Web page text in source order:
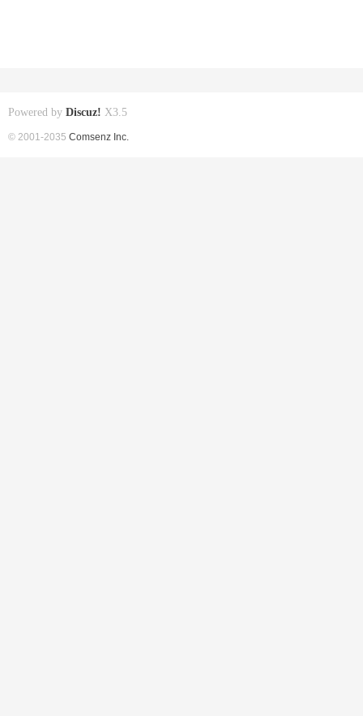
Powered by Discuz! X3.5
© 2001-2035 Comsenz Inc.